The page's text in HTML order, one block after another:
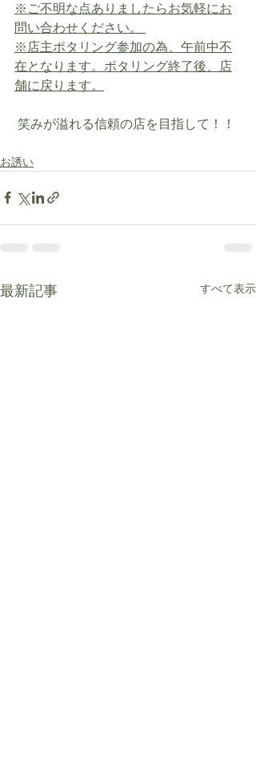
※ご不明な点ありましたらお気軽にお
問い合わせください。
※店主ポタリング参加の為、午前中不
在となります。ポタリング終了後、店
舗に戻ります。
お誘い
最新記事 すべて表示